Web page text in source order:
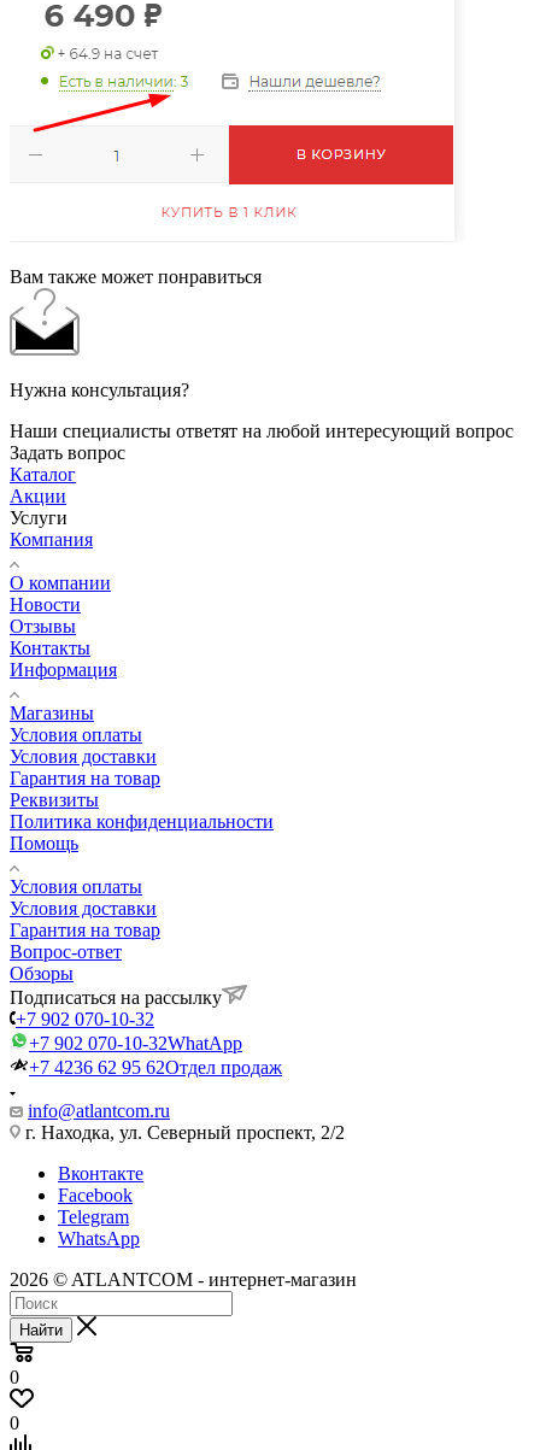
Вам также может понравиться
Нужна консультация?
Наши специалисты ответят на любой интересующий вопрос
Задать вопрос
Каталог
Акции
Услуги
Компания
О компании
Новости
Отзывы
Контакты
Информация
Магазины
Условия оплаты
Условия доставки
Гарантия на товар
Реквизиты
Политика конфиденциальности
Помощь
Условия оплаты
Условия доставки
Гарантия на товар
Вопрос-ответ
Обзоры
Подписаться на рассылку
+7 902 070-10-32
+7 902 070-10-32WhatApp
+7 4236 62 95 62Отдел продаж
info@atlantcom.ru
г. Находка, ул. Северный проспект, 2/2
Вконтакте
Facebook
Telegram
WhatsApp
2026 © ATLANTCOM - интернет-магазин
Найти
0
0